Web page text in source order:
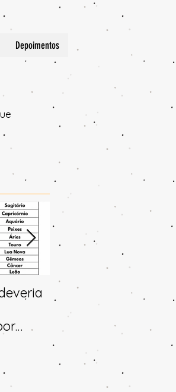
Depoimentos
Horóscopo e
previsões para 2025